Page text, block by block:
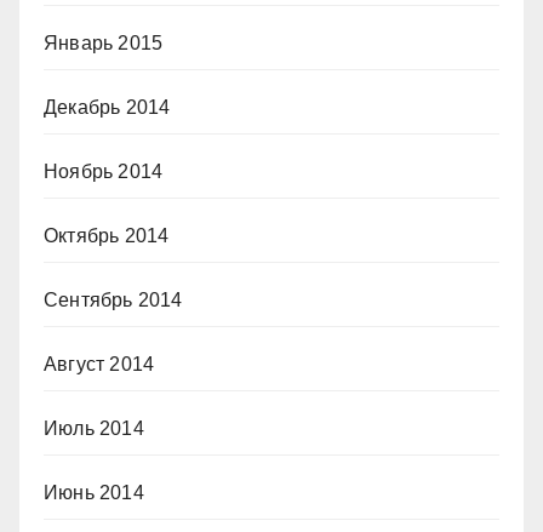
Январь 2015
Декабрь 2014
Ноябрь 2014
Октябрь 2014
Сентябрь 2014
Август 2014
Июль 2014
Июнь 2014